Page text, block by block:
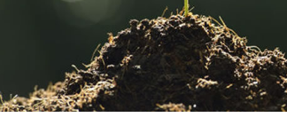
O UNIVERSO AGRÍCOLA